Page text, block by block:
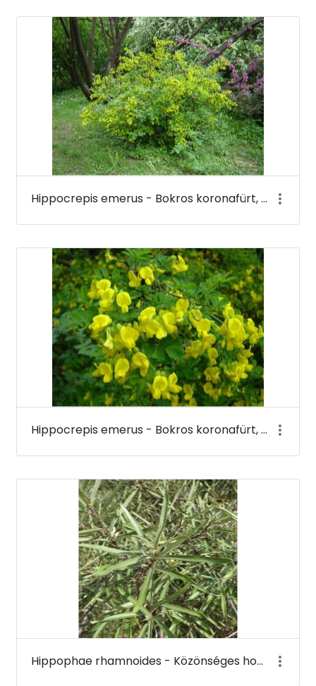
Hippocrepis emerus - Bokros koronafürt, zöldvesszős tisztescserje - Budai Arborétum
Hippocrepis emerus - Bokros koronafürt, zöldvesszős tisztescserje (virága) - Budai Arborétum
Hippophae rhamnoides - Közönséges homoktövis - Budai Arborétum